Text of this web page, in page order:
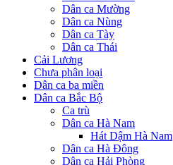
Dân ca Mường
Dân ca Nùng
Dân ca Tày
Dân ca Thái
Cải Lương
Chưa phân loại
Dân ca ba miền
Dân ca Bắc Bộ
Ca trù
Dân ca Hà Nam
Hát Dậm Hà Nam
Dân ca Hà Đông
Dân ca Hải Phòng